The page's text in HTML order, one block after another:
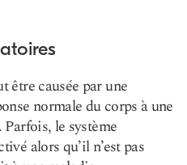
être causée par une
normale du corps à une
le système
alors qu’il n’est pas